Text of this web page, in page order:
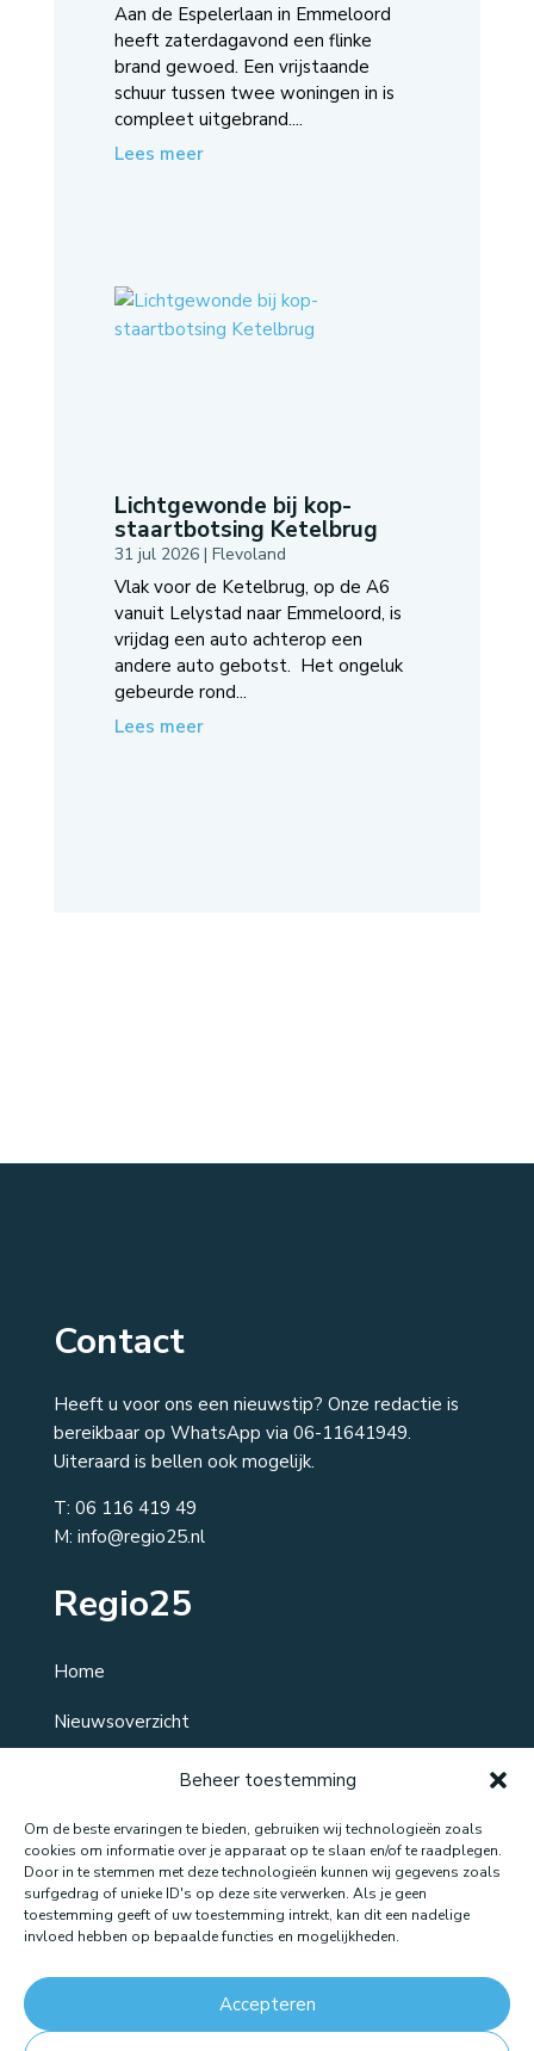
Beheer toestemming
Om de beste ervaringen te bieden, gebruiken wij technologieën zoals
cookies om informatie over je apparaat op te slaan en/of te raadplegen.
Door in te stemmen met deze technologieën kunnen wij gegevens zoals
surfgedrag of unieke ID's op deze site verwerken. Als je geen
toestemming geeft of uw toestemming intrekt, kan dit een nadelige
invloed hebben op bepaalde functies en mogelijkheden.
Accepteren
Aan de Espelerlaan in Emmeloord
heeft zaterdagavond een flinke
brand gewoed. Een vrijstaande
schuur tussen twee woningen in is
compleet uitgebrand....
Lees meer
Lichtgewonde bij kop-
staartbotsing Ketelbrug
31 jul 2026| Flevoland
Vlak voor de Ketelbrug, op de A6
vanuit Lelystad naar Emmeloord, is
vrijdag een auto achterop een
andere auto gebotst. Het ongeluk
gebeurde rond...
Lees meer
Contact
Heeft u voor ons een nieuwstip? Onze redactie is
bereikbaar op WhatsApp via 06-11641949.
Uiteraard is bellen ook mogelijk.
T: 06 116 419 49
M: info@regio25.nl
Regio25
Home
Nieuwsoverzicht
Contact
Website gemaakt door: LOEQ